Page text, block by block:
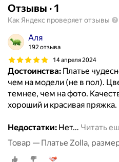
Отзывы · 1
Как Яндекс проверяет отзывы
Аля
192 отзыва
14 апреля 2024
Достоинства: Платье
чем на модели (не в пол).
темнее, чем на фото.
хороший и красивая пряжка.
Недостатки: Нет… Читать
Товар — Платье Zolla,